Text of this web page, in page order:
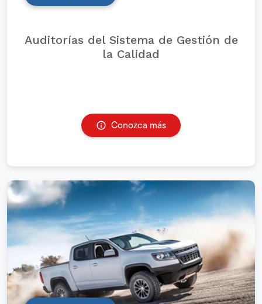
Auditorías del Sistema de Gestión de
la Calidad
Conozca más